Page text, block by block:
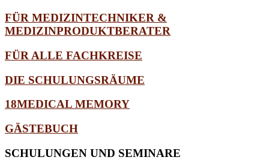
FÜR MEDIZINTECHNIKER &
MEDIZINPRODUKTBERATER
FÜR ALLE FACHKREISE
DIE SCHULUNGSRÄUME
18MEDICAL MEMORY
GÄSTEBUCH
SCHULUNGEN UND SEMINARE